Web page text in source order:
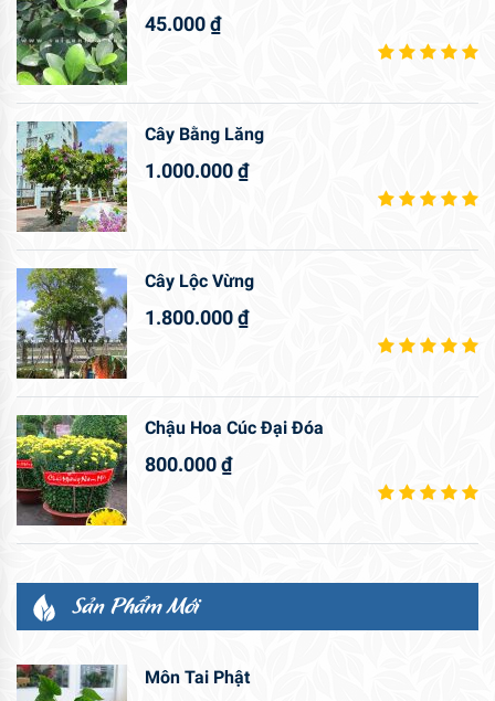
45.000₫
Cây Bằng Lăng
1.000.000₫
Cây Lộc Vừng
1.800.000₫
Chậu Hoa Cúc Đại Đóa
800.000₫
Sản Phẩm Mới
Môn Tai Phật